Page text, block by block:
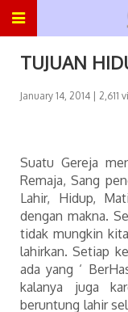
TUJUAN
January 14, 2014 | 2,611
Suatu Gereja
Remaja, Sang
Lahir, Hidup,
dengan makna.
tidak mungkin
lahirkan. Setiap
ada yang ‘
kalanya juga
beruntung lahir